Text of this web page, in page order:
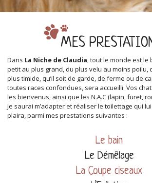
MES
Dans La Niche de Claudia, tout le monde est le
petit au plus grand, du plus velu au moins poilu,
plus timide, qu’il soit de garde, de ferme ou de
toutes races confondues, sera accueilli. Vos
les bienvenus, ainsi que les N.A.C (lapin, furet,
Je saurai m’adapter et réaliser le toilettage qui
plaira, parmi mes prestations suivantes :
Le bain
Le Démêlage
La Coupe ciseaux